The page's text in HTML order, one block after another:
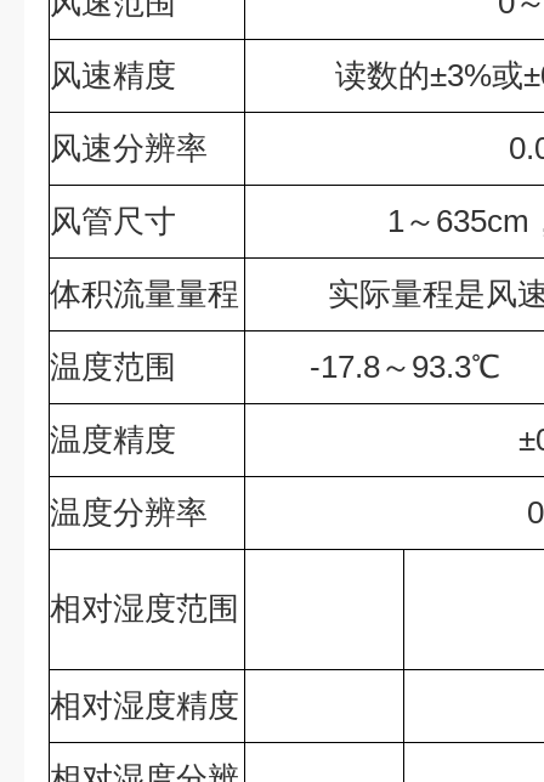
风速精度
读数的±3%或
风速分辨率
风管尺寸
1～635cm
体积流量量程
实际量程是风
温度范围
-17.8～93.3℃
温度精度
温度分辨率
相对湿度范围
相对湿度精度